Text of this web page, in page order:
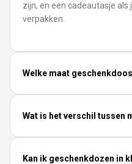
zijn, en een cadeautasje
verpakken.
Welke maat
Wat is het verschil tussen
Kan ik geschenkdozen in